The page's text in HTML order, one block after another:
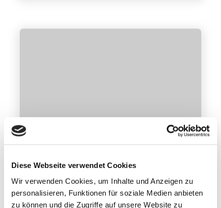
Diese Webseite verwendet Cookies
Wir verwenden Cookies, um Inhalte und Anzeigen zu
personalisieren, Funktionen für soziale Medien anbieten
zu können und die Zugriffe auf unsere Website zu
Norwegenbilder